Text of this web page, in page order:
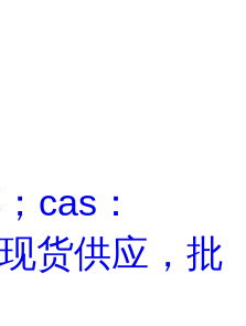
cas：
货供应，批